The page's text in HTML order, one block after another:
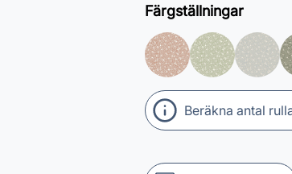
Färgställningar
Beräkna antal